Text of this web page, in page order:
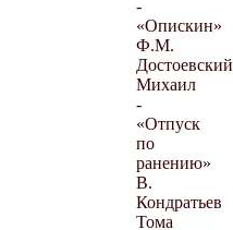
-
«Опискин»
Ф.М.
Достоевский
Михаил
-
«Отпуск
по
ранению»
В.
Кондратьев
Тома